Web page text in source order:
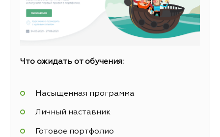
Что ожидать от обучения:
Насыщенная программа
Личный наставник
Готовое портфолио